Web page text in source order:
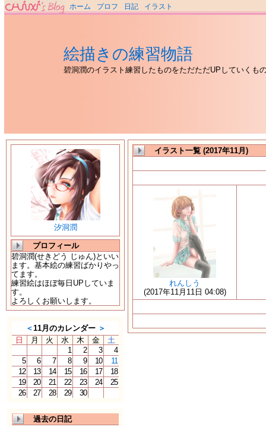
ホーム プロフ 日記 イラスト
絵描きの練習物語
碧洞潤のイラスト練習したものをただただUPしていくも
汐洞潤
プロフィール
碧洞潤(せきどう じゅん)といい
ます。基本絵の練習ばかりやっ
てます。
練習絵はほぼ毎日UPしていま
す。
よろしくお願いします。
＜11月のカレンダー ＞
日
月 火 水 木 金
土
1
2 3
4
5
6 7 8 9 10
11
12
13 14 15 16 17
18
19
20 21 22 23 24
25
26
27 28 29 30
過去の日記
イラスト一覧 (2017年11月)
れんしう
(2017年11月11日 04:08)